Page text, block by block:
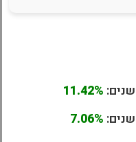
11.42%
7.06%